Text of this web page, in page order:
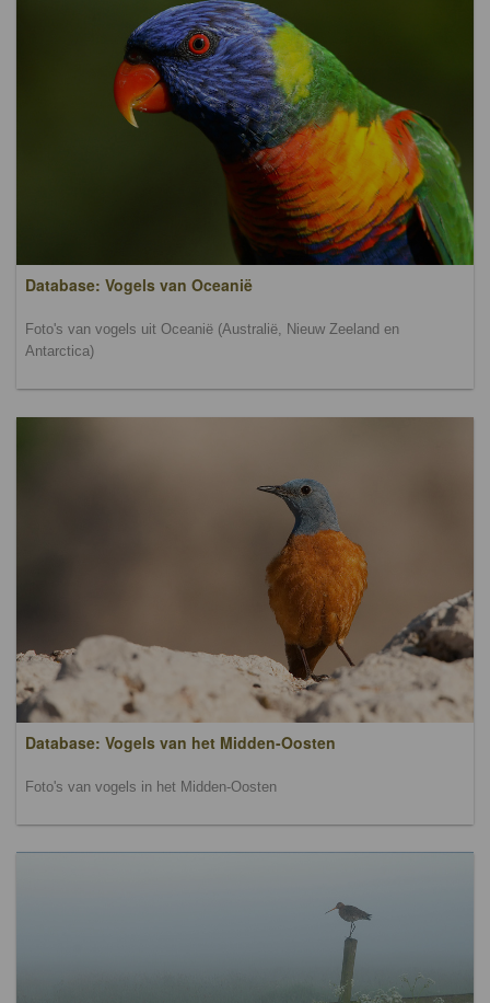
Database: Vogels van Oceanië
Foto's van vogels uit Oceanië (Australië, Nieuw Zeeland en
Antarctica)
Database: Vogels van het Midden-Oosten
Foto's van vogels in het Midden-Oosten